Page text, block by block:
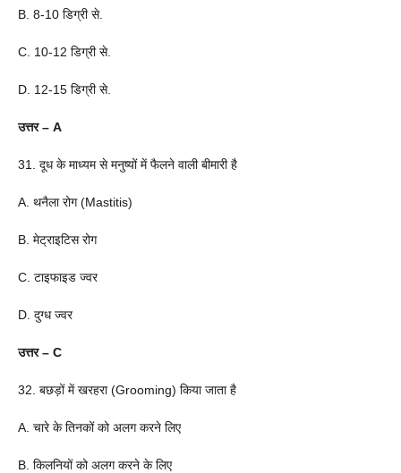
B. 8-10 डिग्री से.
C. 10-12 डिग्री से.
D. 12-15 डिग्री से.
उत्तर – A
31. दूध के माध्यम से मनुष्यों में फैलने वाली बीमारी है
A. थनैला रोग (Mastitis)
B. मेट्राइटिस रोग
C. टाइफाइड ज्वर
D. दुग्ध ज्वर
उत्तर – C
32. बछड़ों में खरहरा (Grooming) किया जाता है
A. चारे के तिनकों को अलग करने लिए
B. किलनियों को अलग करने के लिए